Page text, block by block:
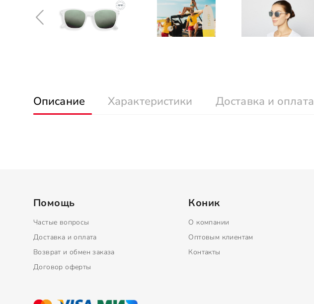
Описание Характеристики Доставка и оплата
Помощь
Частые вопросы
Доставка и оплата
Возврат и обмен заказа
Договор оферты
Коник
О компании
Оптовым клиентам
Контакты